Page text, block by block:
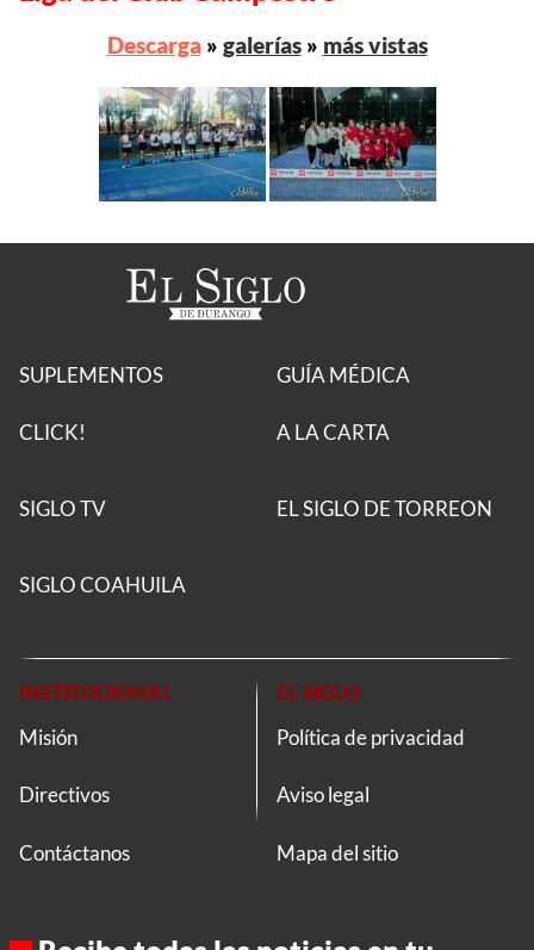
Descarga» galerías» más vistas
SUPLEMENTOS
CLICK!
GUÍA MÉDICA
A LA CARTA
SIGLO TV EL SIGLO DE TORREON
SIGLO COAHUILA
INSTITUCIONAL
Misión
Directivos
Contáctanos
EL SIGLO
Política de privacidad
Aviso legal
Mapa del sitio